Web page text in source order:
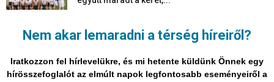
Nem akar lemaradni a térség híreiről?
Iratkozzon fel hírlevelükre, és mi hetente küldünk Önnek egy
hírösszefoglalót az elmúlt napok legfontosabb eseményeiről a
szabadulni a kontinens a...
2026-08-05